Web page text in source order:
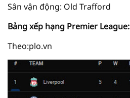
Sân vận động: Old Trafford
Bảng xếp hạng Premier League:
Theo:plo.vn